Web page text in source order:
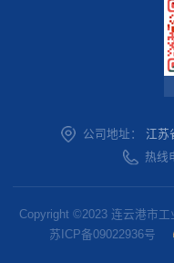
公司地址： 江苏
热线
Copyright ©2023 连云港市工
苏ICP备09022936号